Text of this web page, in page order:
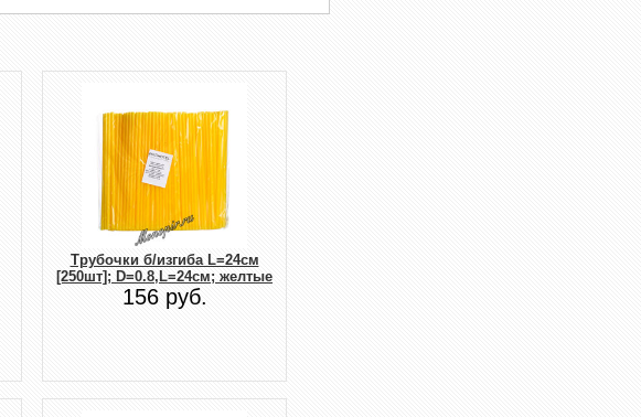
Трубочки б/изгиба L=24см
[250шт]; D=0.8,L=24см; желтые
156 руб.